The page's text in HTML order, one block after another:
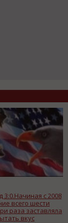
3:0.Начиная с 2008
всего шести
раза заставляла
вкус